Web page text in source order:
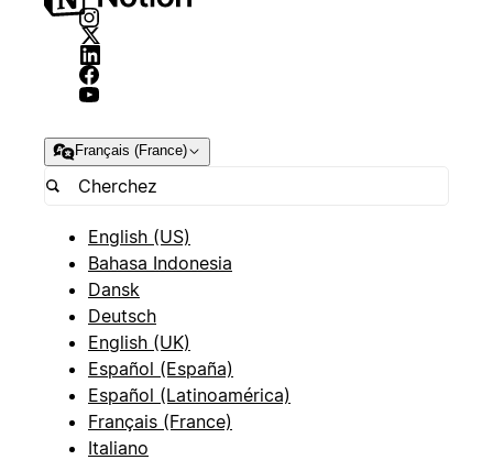
Français (France)
English (US)
Bahasa Indonesia
Dansk
Deutsch
English (UK)
Español (España)
Español (Latinoamérica)
Français (France)
Italiano